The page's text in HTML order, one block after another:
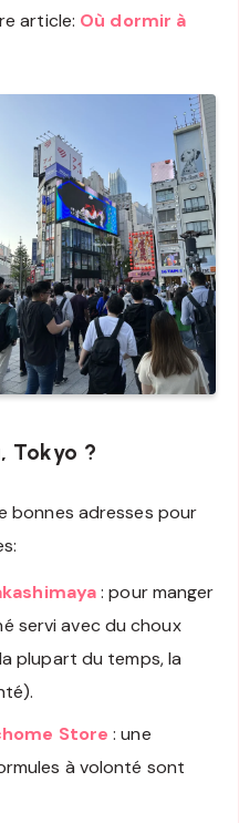
article: Où dormir à
Tokyo ?
bonnes adresses pour
: pour manger
servi avec du choux
plupart du temps, la
Store : une
à volonté sont